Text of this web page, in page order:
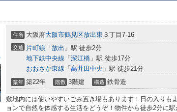
住所 大阪府大阪市鶴見区放出東 ３丁目7-16
交通 片町線 「 放出 」駅 徒歩2分
地下鉄中央線 「 深江橋 」駅 徒歩17分
おおさか東線 「 高井田中央 」駅 徒歩21分
築年 築22年 階数 3階建 構造 鉄骨造
敷地内には使いやすいごみ置き場もあります！日の入りも
ョンで自然を体感する生活をどうぞ！物件から徒歩2分に